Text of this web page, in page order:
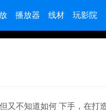
播放器 线材 玩影院
又不知道如何 下手，在打